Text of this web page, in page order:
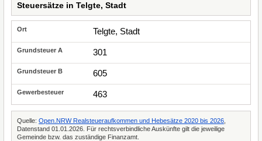
Steuersätze in Telgte, Stadt
Telgte, Stadt
301
605
463
Quelle: Open.NRW Realsteueraufkommen und Hebesätze 2020 bis 2026
Datenstand 01.01.2026. Für rechtsverbindliche Auskünfte gilt die jeweilige
Gemeinde bzw. das zuständige Finanzamt.